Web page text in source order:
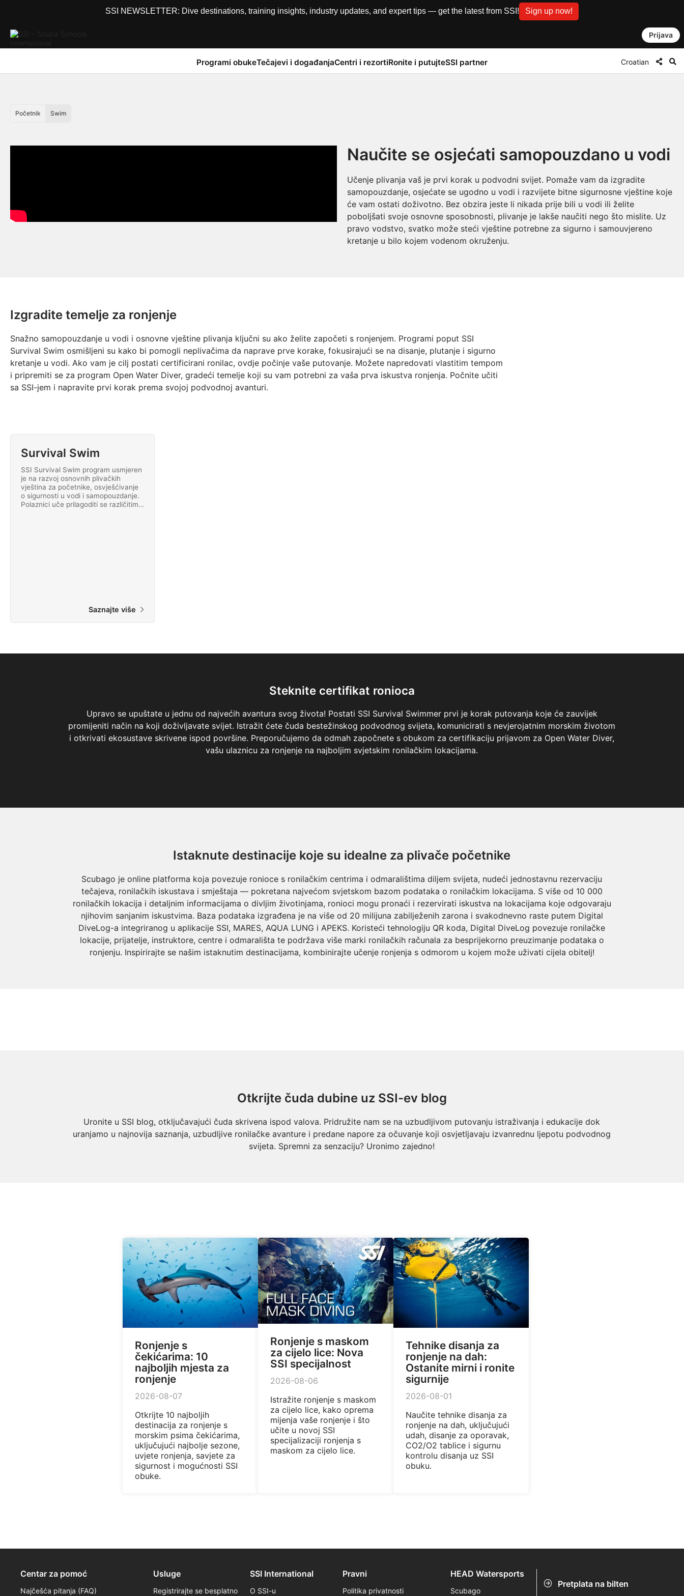
SSI NEWSLETTER: Dive destinations, training insights, industry updates, and expert tips — get the latest from SSI! Sign up now!
Prijava
Programi obukeTečajevi i događanjaCentri i rezortiRonite i putujteSSI partner Croatian
Početnik Swim
Naučite se osjećati samopouzdano u vodi
Učenje plivanja vaš je prvi korak u podvodni svijet. Pomaže vam da izgradite
samopouzdanje, osjećate se ugodno u vodi i razvijete bitne sigurnosne vještine koje
će vam ostati doživotno. Bez obzira jeste li nikada prije bili u vodi ili želite
poboljšati svoje osnovne sposobnosti, plivanje je lakše naučiti nego što mislite. Uz
pravo vodstvo, svatko može steći vještine potrebne za sigurno i samouvjereno
kretanje u bilo kojem vodenom okruženju.
Izgradite temelje za ronjenje
Snažno samopouzdanje u vodi i osnovne vještine plivanja ključni su ako želite započeti s ronjenjem. Programi poput SSI
Survival Swim osmišljeni su kako bi pomogli neplivačima da naprave prve korake, fokusirajući se na disanje, plutanje i sigurno
kretanje u vodi. Ako vam je cilj postati certificirani ronilac, ovdje počinje vaše putovanje. Možete napredovati vlastitim tempom
i pripremiti se za program Open Water Diver, gradeći temelje koji su vam potrebni za vaša prva iskustva ronjenja. Počnite učiti
sa SSI-jem i napravite prvi korak prema svojoj podvodnoj avanturi.
Survival Swim
SSI Survival Swim program usmjeren
je na razvoj osnovnih plivačkih
vještina za početnike, osvješćivanje
o sigurnosti u vodi i samopouzdanje.
Polaznici uče prilagoditi se različitim
Saznajte više
Steknite certifikat ronioca
Upravo se upuštate u jednu od najvećih avantura svog života! Postati SSI Survival Swimmer prvi je korak putovanja koje će zauvijek
promijeniti način na koji doživljavate svijet. Istražit ćete čuda bestežinskog podvodnog svijeta, komunicirati s nevjerojatnim morskim životom
i otkrivati ​​ekosustave skrivene ispod površine. Preporučujemo da odmah započnete s obukom za certifikaciju prijavom za Open Water Diver,
vašu ulaznicu za ronjenje na najboljim svjetskim ronilačkim lokacijama.
Istaknute destinacije koje su idealne za plivače početnike
Scubago je online platforma koja povezuje ronioce s ronilačkim centrima i odmaralištima diljem svijeta, nudeći jednostavnu rezervaciju
tečajeva, ronilačkih iskustava i smještaja — pokretana najvećom svjetskom bazom podataka o ronilačkim lokacijama. S više od 10 000
ronilačkih lokacija i detaljnim informacijama o divljim životinjama, ronioci mogu pronaći i rezervirati iskustva na lokacijama koje odgovaraju
njihovim sanjanim iskustvima. Baza podataka izgrađena je na više od 20 milijuna zabilježenih zarona i svakodnevno raste putem Digital
DiveLog-a integriranog u aplikacije SSI, MARES, AQUA LUNG i APEKS. Koristeći tehnologiju QR koda, Digital DiveLog povezuje ronilačke
lokacije, prijatelje, instruktore, centre i odmarališta te podržava više marki ronilačkih računala za besprijekorno preuzimanje podataka o
ronjenju. Inspirirajte se našim istaknutim destinacijama, kombinirajte učenje ronjenja s odmorom u kojem može uživati ​​cijela obitelj!
Otkrijte čuda dubine uz SSI-ev blog
Uronite u SSI blog, otključavajući čuda skrivena ispod valova. Pridružite nam se na uzbudljivom putovanju istraživanja i edukacije dok
uranjamo u najnovija saznanja, uzbudljive ronilačke avanture i predane napore za očuvanje koji osvjetljavaju izvanrednu ljepotu podvodnog
svijeta. Spremni za senzaciju? Uronimo zajedno!
Ronjenje s
čekićarima: 10
najboljih mjesta za
ronjenje
2026-08-07
Otkrijte 10 najboljih
destinacija za ronjenje s
morskim psima čekićarima,
uključujući najbolje sezone,
uvjete ronjenja, savjete za
sigurnost i mogućnosti SSI
obuke.
Ronjenje s maskom
za cijelo lice: Nova
SSI specijalnost
2026-08-06
Istražite ronjenje s maskom
za cijelo lice, kako oprema
mijenja vaše ronjenje i što
učite u novoj SSI
specijalizaciji ronjenja s
maskom za cijelo lice.
Tehnike disanja za
ronjenje na dah:
Ostanite mirni i ronite
sigurnije
2026-08-01
Naučite tehnike disanja za
ronjenje na dah, uključujući
udah, disanje za oporavak,
CO2/O2 tablice i sigurnu
kontrolu disanja uz SSI
obuku.
Pretplata na bilten
Centar za pomoć
Najčešća pitanja (FAQ)
Usluge
Registrirajte se besplatno
SSI International
O SSI-u
Pravni
Politika privatnosti
HEAD Watersports
Scubago